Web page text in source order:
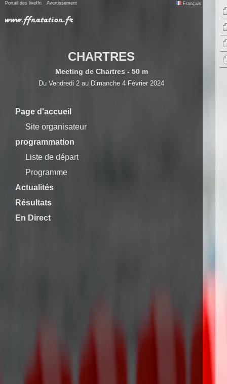
Portail des liveffn Avertissement Français
CHARTRES
Meeting de Chartres - 50 m
Du Vendredi 2 au Dimanche 4 Février 2024
Page d'accueil
Site organisateur
programmation
Liste de départ
Programme
Actualités
Résultats
En Direct